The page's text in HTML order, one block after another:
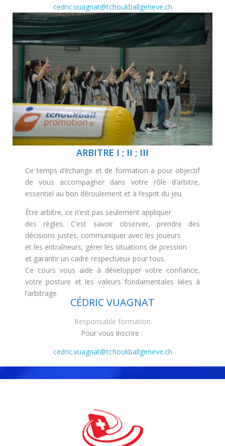
cedric.vuagnat@tchoukballgeneve.ch
ARBITRE I ; II ; III
Ce temps d’échange et de formation a pour objectif
de vous accompagner dans votre rôle d’arbitre,
essentiel au bon déroulement et à l’esprit du jeu.
Être arbitre, ce n’est pas seulement appliquer
des règles. C’est savoir observer, prendre des
décisions justes, communiquer avec les joueurs
et les entraîneurs, gérer les situations de pression
et garantir un cadre respectueux pour tous.
Ce cours vous aide à développer votre confiance,
votre posture et les valeurs fondamentales liées à
l’arbitrage.
CÉDRIC VUAGNAT
Responsable formation
Pour vous inscrire :
cedric.vuagnat@tchoukballgeneve.ch